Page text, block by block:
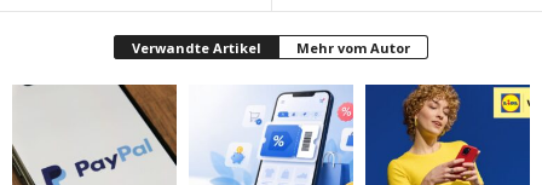
Verwandte Artikel Mehr vom Autor